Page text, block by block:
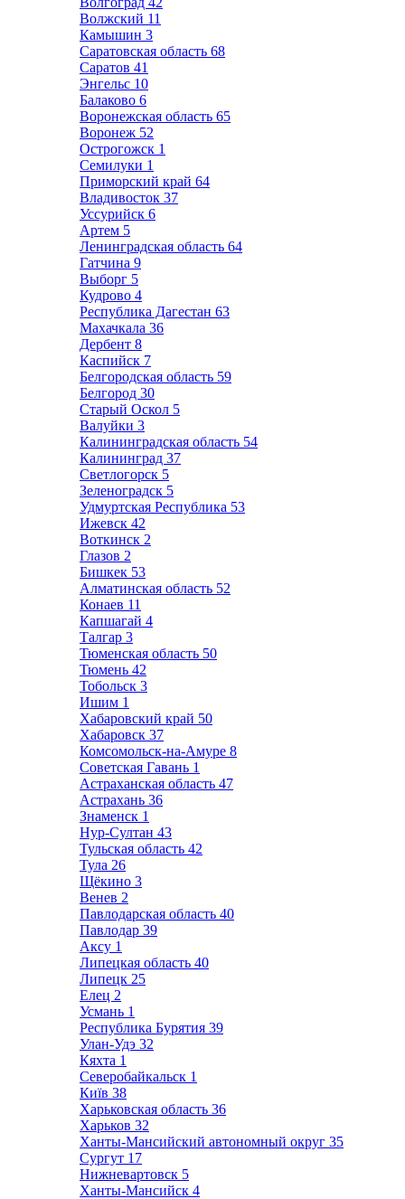
Волжский 11
Камышин 3
Саратовская область 68
Саратов 41
Энгельс 10
Балаково 6
Воронежская область 65
Воронеж 52
Острогожск 1
Семилуки 1
Приморский край 64
Владивосток 37
Уссурийск 6
Артем 5
Ленинградская область 64
Гатчина 9
Выборг 5
Кудрово 4
Республика Дагестан 63
Махачкала 36
Дербент 8
Каспийск 7
Белгородская область 59
Белгород 30
Старый Оскол 5
Валуйки 3
Калининградская область 54
Калининград 37
Светлогорск 5
Зеленоградск 5
Удмуртская Республика 53
Ижевск 42
Воткинск 2
Глазов 2
Бишкек 53
Алматинская область 52
Конаев 11
Капшагай 4
Талгар 3
Тюменская область 50
Тюмень 42
Тобольск 3
Ишим 1
Хабаровский край 50
Хабаровск 37
Комсомольск-на-Амуре 8
Советская Гавань 1
Астраханская область 47
Астрахань 36
Знаменск 1
Нур-Султан 43
Тульская область 42
Тула 26
Щёкино 3
Венев 2
Павлодарская область 40
Павлодар 39
Аксу 1
Липецкая область 40
Липецк 25
Елец 2
Усмань 1
Республика Бурятия 39
Улан-Удэ 32
Кяхта 1
Северобайкальск 1
Київ 38
Харьковская область 36
Харьков 32
Ханты-Мансийский автономный округ 35
Сургут 17
Нижневартовск 5
Ханты-Мансийск 4